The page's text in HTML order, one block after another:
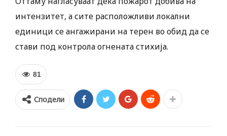
интензитет, а сите расположливи локални
единици се ангажирани на терен во обид да се
стави под контрола огнената стихија.
81
Сподели